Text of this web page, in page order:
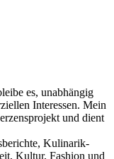
es, unabhängig
Interessen. Mein
und dient
Kulinarik-
Kultur, Fashion und